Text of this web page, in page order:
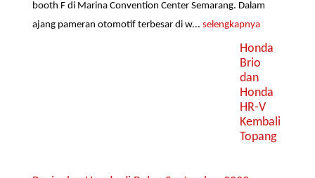
booth F di Marina Convention Center Semarang. Dalam
ajang pameran otomotif terbesar di w...selengkapnya
Honda
Brio
dan
Honda
HR-V
Kembali
Topang